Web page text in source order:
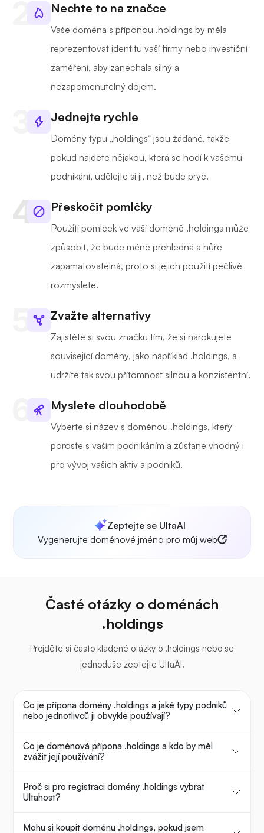
Nechte to na značce
Vaše doména s příponou .holdings by měla
reprezentovat identitu vaší firmy nebo investiční
zaměření, aby zanechala silný a
nezapomenutelný dojem.
Jednejte rychle
Domény typu „holdings“ jsou žádané, takže
pokud najdete nějakou, která se hodí k vašemu
podnikání, udělejte si ji, než bude pryč.
Přeskočit pomlčky
Použití pomlček ve vaší doméně .holdings může
způsobit, že bude méně přehledná a hůře
zapamatovatelná, proto si jejich použití pečlivě
rozmyslete.
Zvažte alternativy
Zajistěte si svou značku tím, že si nárokujete
související domény, jako například .holdings, a
udržíte tak svou přítomnost silnou a konzistentní.
Myslete dlouhodobě
Vyberte si název s doménou .holdings, který
poroste s vaším podnikáním a zůstane vhodný i
pro vývoj vašich aktiv a podniků.
Zeptejte se UltaAI
Vygenerujte doménové jméno pro můj web
Časté otázky o doménách
.holdings
Projděte si často kladené otázky o .holdings nebo se
jednoduše zeptejte UltaAI.
Co je přípona domény .holdings a jaké typy podniků
nebo jednotlivců ji obvykle používají?
Co je doménová přípona .holdings a kdo by měl
zvážit její používání?
Proč si pro registraci domény .holdings vybrat
Ultahost?
Mohu si koupit doménu .holdings, pokud jsem